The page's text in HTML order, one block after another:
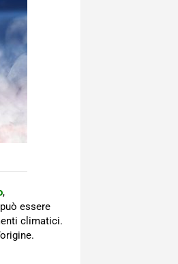
,
essere
climatici.